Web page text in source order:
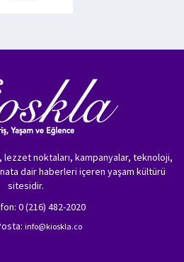
noktaları, kampanyalar, teknoloji,
dair haberleri içeren yaşam kültürü
sitesidir.
0 (216) 482-2020
info@kioskla.co